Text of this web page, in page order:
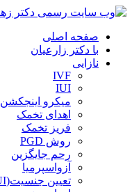
صفحه اصلی
با دکتر زارعیان
نازایی
IVF
IUI
میکرو اینجکشن
اهدای تخمک
فریز تخمک
روش PGD
رحم جایگزین
آزواسپرمیا
تعیین جنسیت(IVF-IUI)